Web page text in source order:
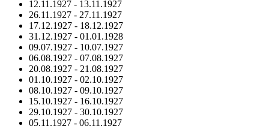
12.11.1927 - 13.11.1927
26.11.1927 - 27.11.1927
17.12.1927 - 18.12.1927
31.12.1927 - 01.01.1928
09.07.1927 - 10.07.1927
06.08.1927 - 07.08.1927
20.08.1927 - 21.08.1927
01.10.1927 - 02.10.1927
08.10.1927 - 09.10.1927
15.10.1927 - 16.10.1927
29.10.1927 - 30.10.1927
05.11.1927 - 06.11.1927